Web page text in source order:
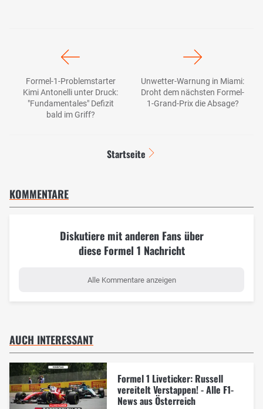
Formel-1-Problemstarter
Kimi Antonelli unter Druck:
"Fundamentales" Defizit
bald im Griff?
Unwetter-Warnung in Miami:
Droht dem nächsten Formel-
1-Grand-Prix die Absage?
Startseite
KOMMENTARE
Diskutiere mit anderen Fans über
diese Formel 1 Nachricht
Alle Kommentare anzeigen
AUCH INTERESSANT
Formel 1 Liveticker: Russell
vereitelt Verstappen! - Alle F1-
News aus Österreich